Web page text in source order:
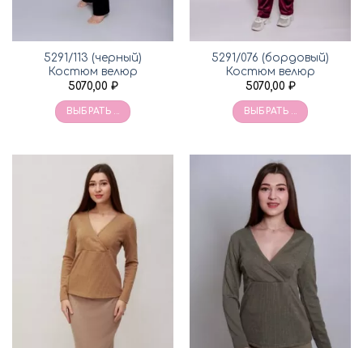
5291/113 (черный)
Костюм велюр
5070,00 ₽
ВЫБРАТЬ ...
5291/076 (бордовый)
Костюм велюр
5070,00 ₽
ВЫБРАТЬ ...